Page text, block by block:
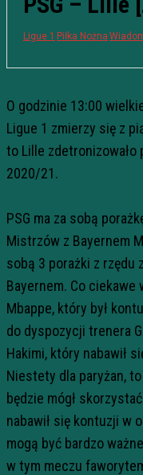
Ligue 1 Piłka Nożna
O godzinie 13:00
Ligue 1 zmierzy się z
to Lille zdetronizowało
2020/21.
PSG ma za sobą
Mistrzów z Bayernem
sobą 3 porażki z rzędu
Bayernem. Co ciekawe
Mbappe, który był
do dyspozycji trenera
Hakimi, który nabawił
Niestety dla paryżan,
będzie mógł
nabawił się kontuzji w
mogą być bardzo
w tym meczu